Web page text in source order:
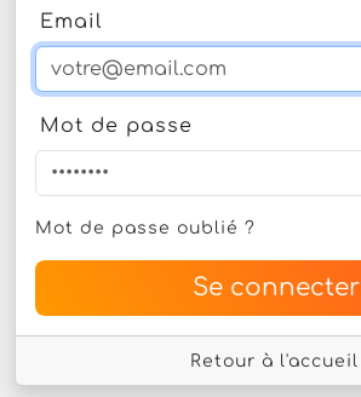
Email
Mot de passe
Mot de passe oublié ?
Se connecter
Retour à l'accueil